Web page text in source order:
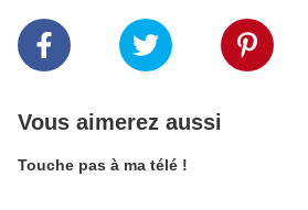
Vous aimerez aussi
Touche pas à ma télé !